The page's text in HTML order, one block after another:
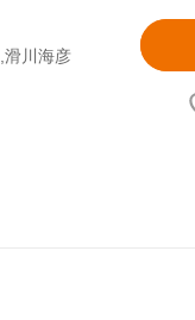
滑川海彦